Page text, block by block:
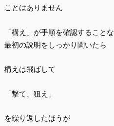
ことはありません
「構え」が手順を確認すること
最初の説明をしっかり聞いたら
構えは飛ばして
「撃て、狙え」
を繰り返したほうが